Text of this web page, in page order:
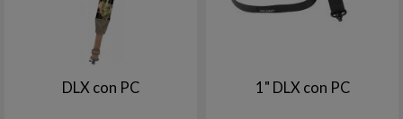
DLX con PC 1" DLX con PC